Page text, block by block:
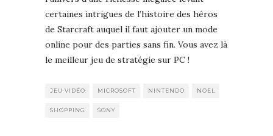
certaines intrigues de l’histoire des héros
de Starcraft auquel il faut ajouter un mode
online pour des parties sans fin. Vous avez là
le meilleur jeu de stratégie sur PC !
JEU VIDÉO MICROSOFT NINTENDO NOEL
SHOPPING SONY